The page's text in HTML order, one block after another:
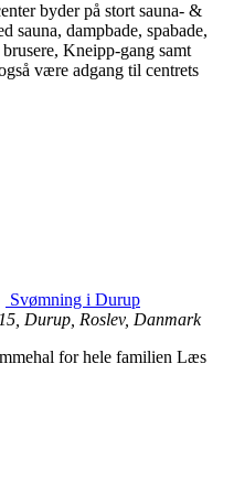
byder på stort sauna- &
sauna, dampbade, spabade,
Kneipp-gang samt
være adgang til centrets
Svømning i Durup
Durup, Roslev, Danmark
for hele familien Læs